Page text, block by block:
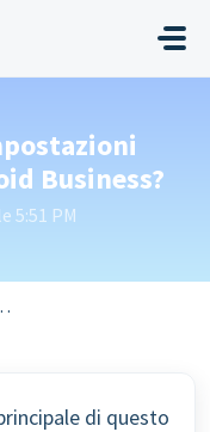
Business?
5:51 PM
di questo